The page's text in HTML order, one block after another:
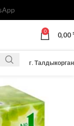
0 0,00
г. Талдыкорган